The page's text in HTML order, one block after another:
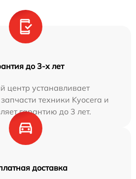
до 3-х лет
центр устанавливает
техники Kyocera и
гарантию до 3 лет.
доставка